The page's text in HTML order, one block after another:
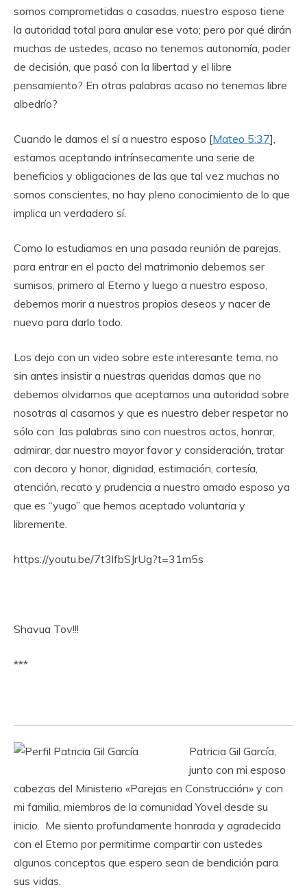
somos comprometidas o casadas, nuestro esposo tiene
la autoridad total para anular ese voto; pero por qué dirán
muchas de ustedes, acaso no tenemos autonomía, poder
de decisión, que pasó con la libertad y el libre
pensamiento? En otras palabras acaso no tenemos libre
albedrío?
Cuando le damos el sí a nuestro esposo [Mateo 5:37],
estamos aceptando intrínsecamente una serie de
beneficios y obligaciones de las que tal vez muchas no
somos conscientes, no hay pleno conocimiento de lo que
implica un verdadero sí.
Como lo estudiamos en una pasada reunión de parejas,
para entrar en el pacto del matrimonio debemos ser
sumisos, primero al Eterno y luego a nuestro esposo,
debemos morir a nuestros propios deseos y nacer de
nuevo para darlo todo.
Los dejo con un video sobre este interesante tema, no
sin antes insistir a nuestras queridas damas que no
debemos olvidarnos que aceptamos una autoridad sobre
nosotras al casarnos y que es nuestro deber respetar no
sólo con las palabras sino con nuestros actos, honrar,
admirar, dar nuestro mayor favor y consideración, tratar
con decoro y honor, dignidad, estimación, cortesía,
atención, recato y prudencia a nuestro amado esposo ya
que es “yugo” que hemos aceptado voluntaria y
libremente.
https://youtu.be/7t3lfbSJrUg?t=31m5s
Shavua Tov!!!
***
Patricia Gil García,
junto con mi esposo
cabezas del Ministerio «Parejas en Construcción» y con
mi familia, miembros de la comunidad Yovel desde su
inicio. Me siento profundamente honrada y agradecida
con el Eterno por permitirme compartir con ustedes
algunos conceptos que espero sean de bendición para
sus vidas.